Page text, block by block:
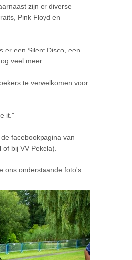
zijn er diverse
Pink Floyd en
er een Silent Disco, een
veel meer.
te verwelkomen voor
it."
facebookpagina van
bij VV Pekela).
ons onderstaande foto's.